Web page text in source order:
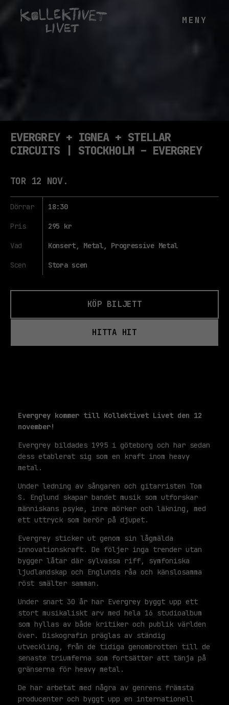
EVERGREY + IGNEA + STELLAR
CIRCUITS | STOCKHOLM – EVERGREY
TOR 12 NOV.
Dörrar 18:30
Pris 295 kr
Vad Konsert, Metal, Progressive Metal
Scen Stora scen
KÖP BILJETT
HITTA HIT
Evergrey kommer till Kollektivet Livet den 12
november!
Evergrey bildades 1995 i göteborg och har sedan
dess etablerat sig som en kraft inom heavy
metal.
Under ledning av sångaren och gitarristen Tom
S. Englund skapar bandet musik som utforskar
människans psyke, inre mörker och läkning, med
ett uttryck som berör på djupet.
Evergrey sticker ut genom sin lågmälda
innovationskraft. De följer inga trender utan
bygger låtar där sylvassa riff, symfoniska
ljudlandskap och Englunds råa och känslosamma
röst smälter samman.
Under snart 30 år har Evergrey byggt upp ett
stort musikaliskt arv med hela 16 studioalbum
som hyllas av både kritiker och publik världen
över. Diskografin präglas av ständig
utveckling, från de tidiga genombrotten till de
senaste triumferna som fortsätter att tänja på
gränserna för heavy metal.
De har arbetat med några av genrens främsta
producenter och byggt upp en internationell